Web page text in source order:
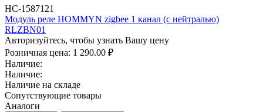
НС-1587121
Модуль реле HOMMYN zigbee 1 канал (с нейтралью)
RLZBN01
Авторизуйтесь, чтобы узнать Вашу цену
Розничная цена: 1 290.00 ₽
Наличие:
Наличие:
Наличие на складе
Сопутствующие товары
Аналоги